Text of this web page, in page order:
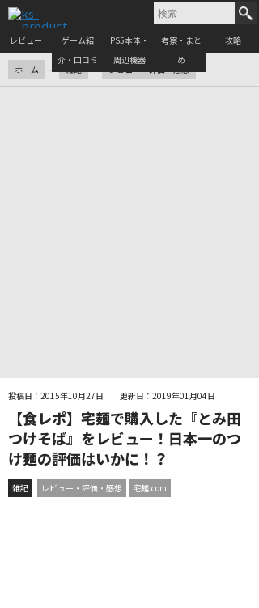
レビュー
ゲーム紹
介・口コミ
PS5本体・
周辺機器
考察・まと
め
攻略
ホーム 雑記 レビュー・評価・感想
投稿日：2015年10月27日 更新日：2019年01月04日
【食レポ】宅麺で購入した『とみ田
つけそば』をレビュー！日本一のつ
け麺の評価はいかに！？
雑記 レビュー・評価・感想 宅麺.com